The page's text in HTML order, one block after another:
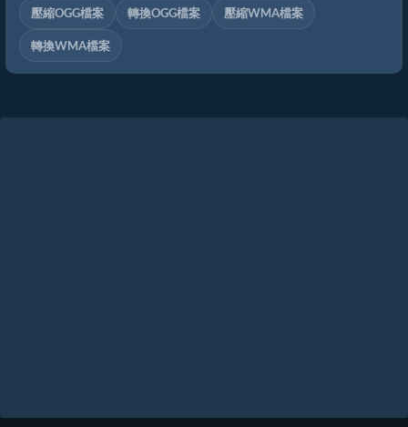
壓縮OGG檔案 轉換OGG檔案 壓縮WMA檔案
轉換WMA檔案